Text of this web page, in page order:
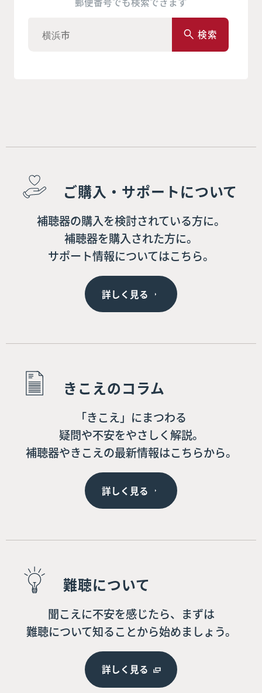
検索
ご購入・サポートについて
補聴器の購入を検討されている方に。
補聴器を購入された方に。
サポート情報についてはこちら。
詳しく見る
きこえのコラム
「きこえ」にまつわる
疑問や不安をやさしく解説。
補聴器やきこえの最新情報はこちらから。
詳しく見る
難聴について
聞こえに不安を感じたら、まずは
難聴について知ることから始めましょう。
詳しく見る